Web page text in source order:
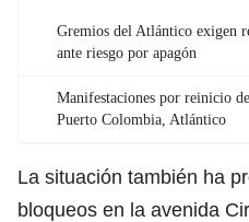
Gremios del Atlántico exigen
ante riesgo por apagón
Manifestaciones por reinicio
Puerto Colombia, Atlántico
La situación también ha
bloqueos en la avenida